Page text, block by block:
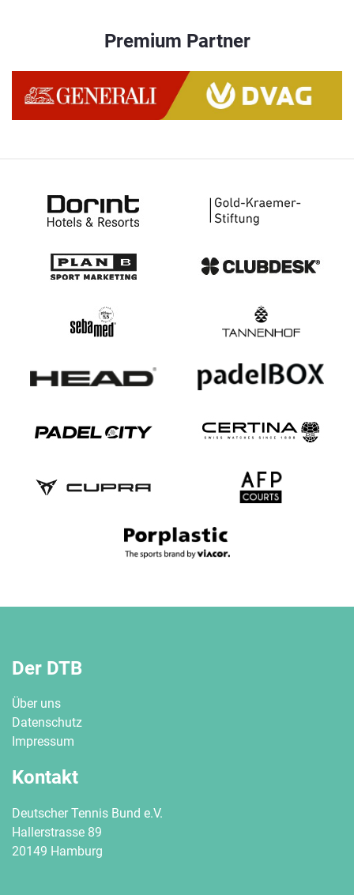
Premium Partner
Der DTB
Über uns
Datenschutz
Impressum
Kontakt
Deutscher Tennis Bund e.V.
Hallerstrasse 89
20149 Hamburg